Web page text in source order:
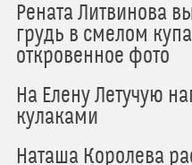
Рената Литвинова
грудь в смелом
откровенное фото
На Елену Летучую
кулаками
Наташа Королева